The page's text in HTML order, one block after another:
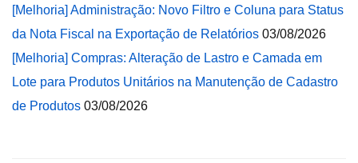
[Melhoria] Administração: Novo Filtro e Coluna para Status
da Nota Fiscal na Exportação de Relatórios 03/08/2026
[Melhoria] Compras: Alteração de Lastro e Camada em
Lote para Produtos Unitários na Manutenção de Cadastro
de Produtos 03/08/2026